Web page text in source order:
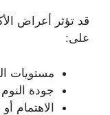
قد تؤثر أعراض
على:
مستويات
جودة النوم
الاهتمام أو